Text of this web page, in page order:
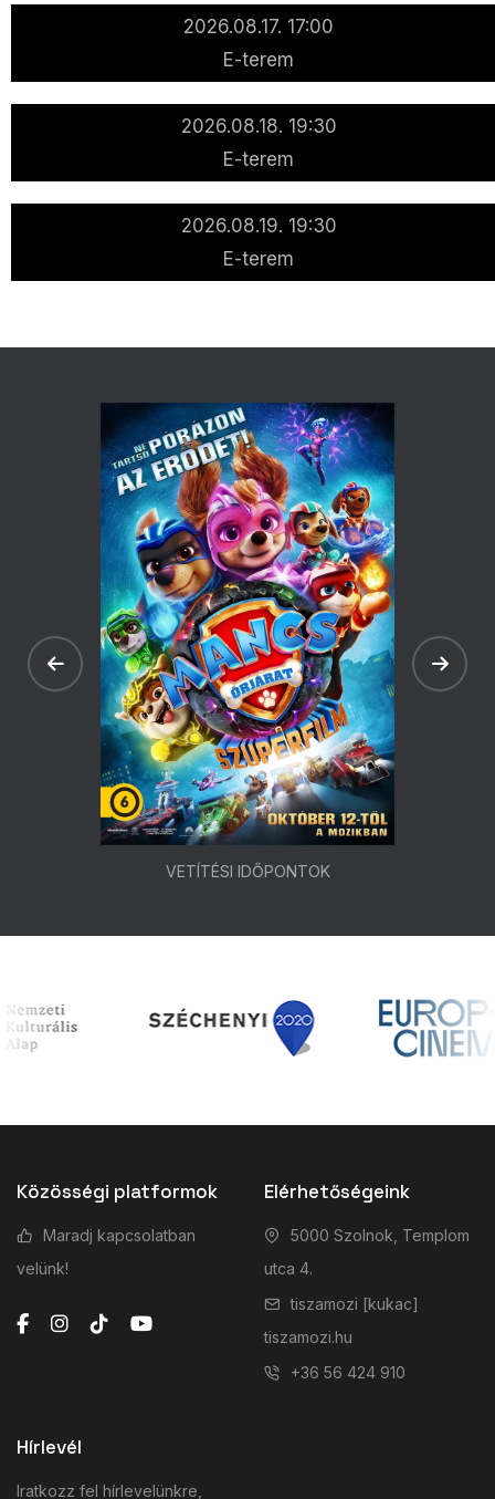
2026.08.17. 17:00
E-terem
2026.08.18. 19:30
E-terem
2026.08.19. 19:30
E-terem
VETÍTÉSI IDŐPONTOK
Közösségi platformok
Maradj kapcsolatban
velünk!
Elérhetőségeink
5000 Szolnok, Templom
utca 4.
tiszamozi [kukac]
tiszamozi.hu
+36 56 424 910
Hírlevél
Iratkozz fel hírlevelünkre,